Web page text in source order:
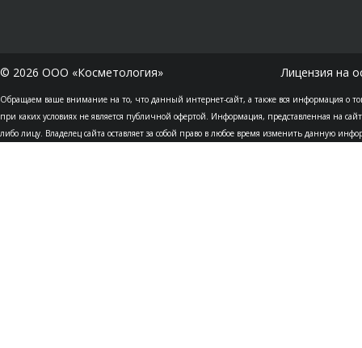
© 2026 ООО «Косметология» Лицензия на
Обращаем ваше внимание на то, что данный интернет-сайт, а также вся информация о
при каких условиях не является публичной офертой. Информация, представленная на
либо лицу. Владелец сайта оставляет за собой право в любое время изменить данную